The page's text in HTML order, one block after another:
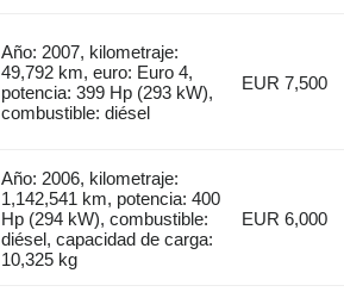
Año: 2007, kilometraje:
49,792 km, euro: Euro 4,
potencia: 399 Hp (293 kW),
combustible: diésel
EUR 7,500
Año: 2006, kilometraje:
1,142,541 km, potencia: 400
Hp (294 kW), combustible:
diésel, capacidad de carga:
10,325 kg
EUR 6,000